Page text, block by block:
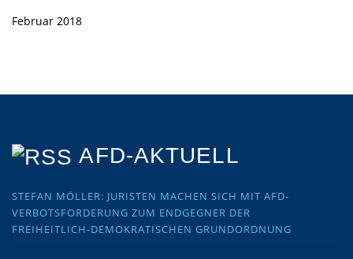
Februar 2018
AFD-AKTUELL
STEFAN MÖLLER: JURISTEN MACHEN SICH MIT AFD-
VERBOTSFORDERUNG ZUM ENDGEGNER DER
FREIHEITLICH-DEMOKRATISCHEN GRUNDORDNUNG